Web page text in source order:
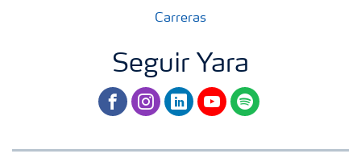
Carreras
Seguir Yara
facebookinstagram
linkedinyoutubespotify